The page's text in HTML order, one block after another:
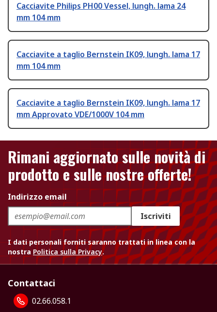
Cacciavite Philips PH00 Vessel, lungh. lama 24
mm 104 mm
Cacciavite a taglio Bernstein IK09, lungh. lama 17
mm 104 mm
Cacciavite a taglio Bernstein IK09, lungh. lama 17
mm Approvato VDE/1000V 104 mm
Rimani aggiornato sulle novità di
prodotto e sulle nostre offerte!
Indirizzo email
Iscriviti
I dati personali forniti saranno trattati in linea con la
nostra Politica sulla Privacy.
Contattaci
02.66.058.1